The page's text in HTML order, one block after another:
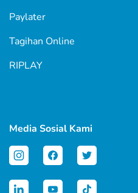
Paylater
Tagihan Online
RIPLAY
Media Sosial Kami